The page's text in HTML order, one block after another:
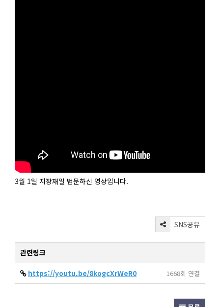
3월 1일 지장재일 법문하신 영상입니다.
SNS공유
관련링크
https://youtu.be/8kogcXrWeR0 1668회 연결